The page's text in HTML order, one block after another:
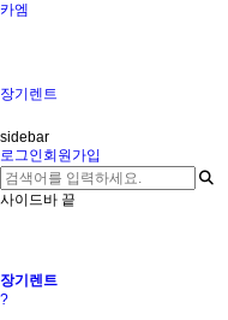
카엠
장기렌트
sidebar
로그인회원가입
사이드바 끝
장기렌트
?